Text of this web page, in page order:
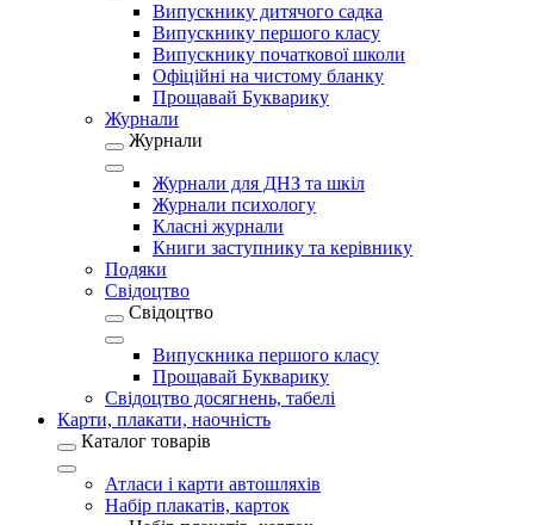
Випускнику дитячого садка
Випускнику першого класу
Випускнику початкової школи
Офіційні на чистому бланку
Прощавай Букварику
Журнали
Журнали
Журнали для ДНЗ та шкіл
Журнали психологу
Класні журнали
Книги заступнику та керівнику
Подяки
Свідоцтво
Свідоцтво
Випускника першого класу
Прощавай Букварику
Свідоцтво досягнень, табелі
Карти, плакати, наочність
Каталог товарів
Атласи і карти автошляхів
Набір плакатів, карток